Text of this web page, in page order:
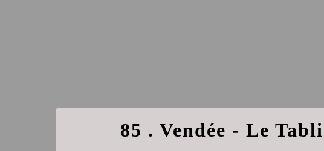
85 . Vendée - Le